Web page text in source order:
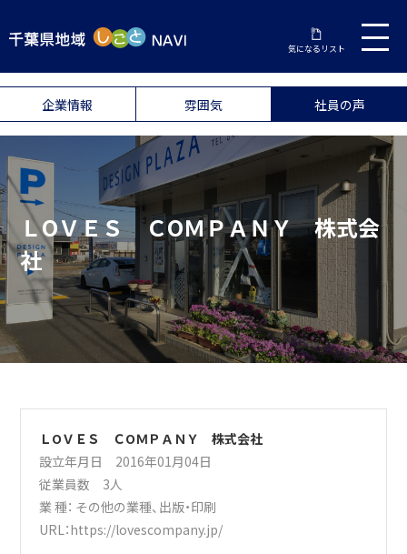
気になるリスト
企業情報 雰囲気 社員の声
ＬОＶＥＳ ＣОＭＰＡＮＹ 株式会
社
ＬОＶＥＳ ＣОＭＰＡＮＹ 株式会社
設立年月日 2016年01月04日
従業員数 3人
業 種： その他の業種、 出版・印刷
URL：https://lovescompany.jp/